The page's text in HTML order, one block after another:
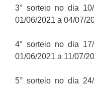
3° sorteio no dia
01/06/2021 a 04/07/
4° sorteio no dia
01/06/2021 a 11/07/
5° sorteio no dia